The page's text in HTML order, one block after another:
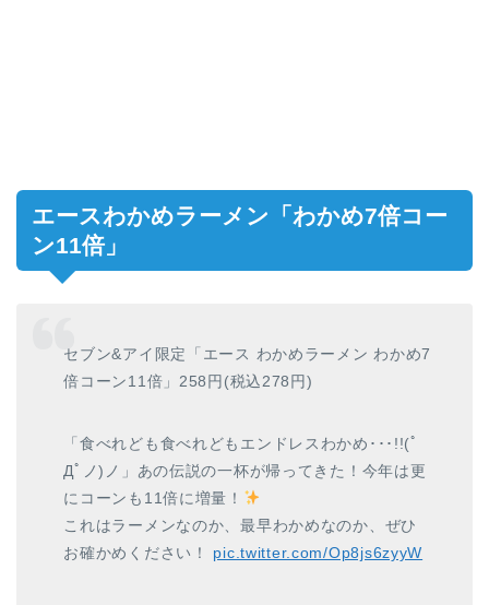
エースわかめラーメン「わかめ7倍コー
ン11倍」
セブン&アイ限定「エース わかめラーメン わかめ7
倍コーン11倍」258円(税込278円)
「食べれども食べれどもエンドレスわかめ･･･!!(ﾟ
Дﾟノ)ノ」あの伝説の一杯が帰ってきた！今年は更
にコーンも11倍に増量！
これはラーメンなのか、最早わかめなのか、ぜひ
お確かめください！ pic.twitter.com/Op8js6zyyW